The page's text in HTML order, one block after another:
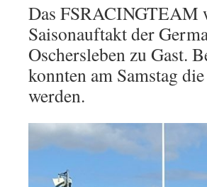
Das FSRACINGTEAM
Saisonauftakt der
Oschersleben zu Gast.
konnten am Samstag
werden.